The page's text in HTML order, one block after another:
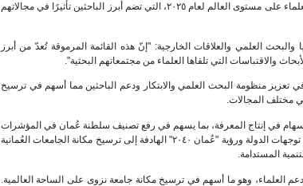
أدرجت جامعة ستانفورد الأمريكية (٢١) باحثًا من جامعة نزوى ضمن قائمتها لأفضل (٢٪) من العلماء على مستوى العالم لعام ٢٠٢٥، التي تضم أبرز الباحثين تأثيرًا في مجالاتهم
العلمي والعلاقات الخارجية: "إنّ هذه القائمة المرموقة تُعدّ من أبرز
والاقتباسات التي تلقاها العلماء من مجتمعاتهم البحثية".
في تعزيز منظومة البحث العلمي والابتكار ودعم الباحثين مما أسهم في ترسيخ
مختلف المجالات.
في إنتاج المعرفة، بما يسهم في رفع تصنيف سلطنة عُمان في المؤشرات
الإقليمية والدولية، ويعزز قدرات الجامعات العُمانية في مجالات البحث والابتكار، انسجامًا مع توجهات الدولة ورؤية "عُمان ٢٠٤٠" الهادفة إلى ترسيخ مكانة الجامعات العُمانية
المستدامة.
العلماء، وهو ما أسهم في ترسيخ مكانة جامعة نزوى على الساحة العالمية.